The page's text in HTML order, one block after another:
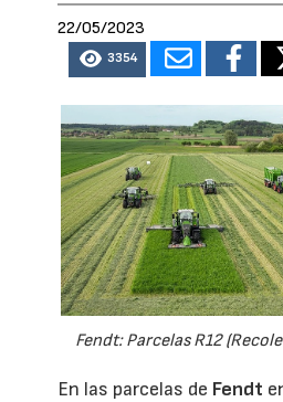
22/05/2023
3354
Fendt: Parcelas R12
En las parcelas de Fendt